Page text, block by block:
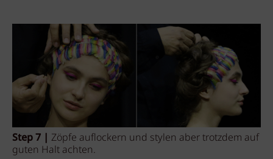
Step 7 | Zöpfe auflockern und stylen aber trotzdem auf
guten Halt achten.